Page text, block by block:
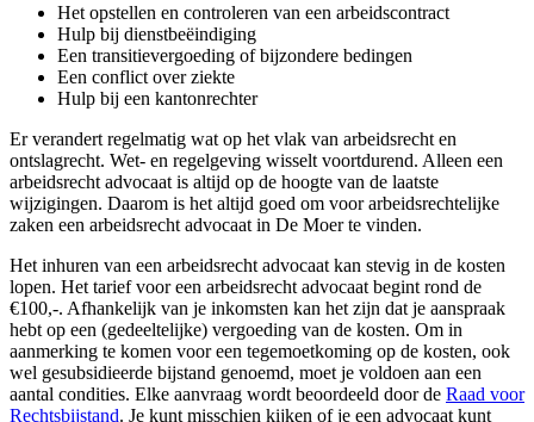
Het opstellen en controleren van een arbeidscontract
Hulp bij dienstbeëindiging
Een transitievergoeding of bijzondere bedingen
Een conflict over ziekte
Hulp bij een kantonrechter
Er verandert regelmatig wat op het vlak van arbeidsrecht en
ontslagrecht. Wet- en regelgeving wisselt voortdurend. Alleen een
arbeidsrecht advocaat is altijd op de hoogte van de laatste
wijzigingen. Daarom is het altijd goed om voor arbeidsrechtelijke
zaken een arbeidsrecht advocaat in De Moer te vinden.
Het inhuren van een arbeidsrecht advocaat kan stevig in de kosten
lopen. Het tarief voor een arbeidsrecht advocaat begint rond de
€100,-. Afhankelijk van je inkomsten kan het zijn dat je aanspraak
hebt op een (gedeeltelijke) vergoeding van de kosten. Om in
aanmerking te komen voor een tegemoetkoming op de kosten, ook
wel gesubsidieerde bijstand genoemd, moet je voldoen aan een
aantal condities. Elke aanvraag wordt beoordeeld door de Raad voor
Rechtsbijstand. Je kunt misschien kijken of je een advocaat kunt